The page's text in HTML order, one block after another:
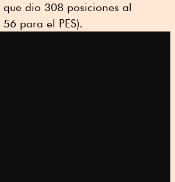
dio 308 posiciones al
para el PES).